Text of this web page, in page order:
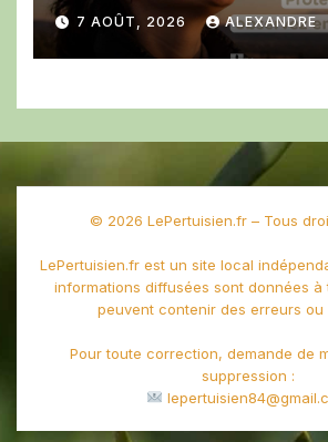
7 AOÛT, 2026 ALEXANDRE
© 2026 LePertuisien.fr – Tous
LePertuisien.fr est un site local
informations diffusées sont données
peuvent contenir des erreurs ou
Pour toute correction, demande de
suppression :